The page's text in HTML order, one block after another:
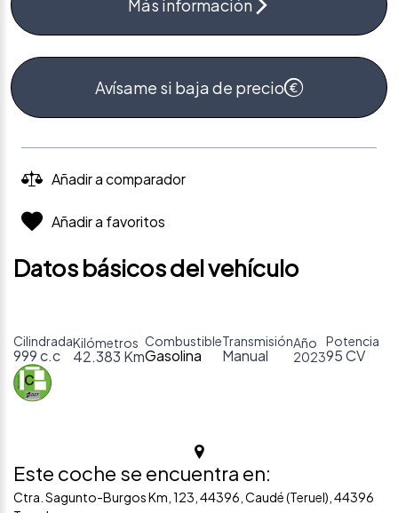
Más información
Avísame si baja de precio
Añadir a comparador
Añadir a favoritos
Datos básicos del vehículo
Cilindrada
999 c.c
Kilómetros
42.383 Km
Combustible
Gasolina
Transmisión
Manual
Año
2023
Potencia
95 CV
Este coche se encuentra en:
Ctra. Sagunto-Burgos Km, 123, 44396, Caudé (Teruel), 44396